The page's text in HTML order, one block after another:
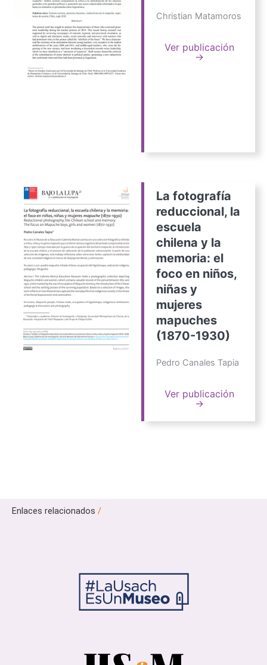
Christian Matamoros
Ver publicación
→
La fotografía
reduccional, la
escuela
chilena y la
memoria: el
foco en niños,
niñas y
mujeres
mapuches
(1870-1930)
Pedro Canales Tapia
Ver publicación
→
Enlaces relacionados /